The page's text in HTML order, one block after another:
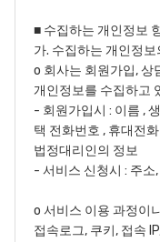
■ 수집하는 개인정보
가. 수집하는 개인정보
o 회사는 회원가입, 상
개인정보를 수집하고
- 회원가입시 : 이름 ,
택 전화번호 , 휴대전
법정대리인의 정보
- 서비스 신청시 : 주소
o 서비스 이용 과정이
접속로그, 쿠키, 접속